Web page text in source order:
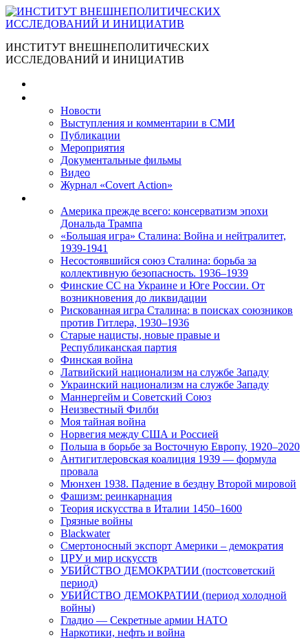
ИНСТИТУТ ВНЕШНЕПОЛИТИЧЕСКИХ
ИССЛЕДОВАНИЙ И ИНИЦИАТИВ
Новости
Выступления и коммента­рии в СМИ
Публикации
Мероприятия
Документальные фильмы
Видео
Журнал «Covert Action»
Америка прежде всего: консерватизм эпохи
Дональда Трампа
«Большая игра» Сталина: Война и нейтралитет,
1939-1941
Несостоявшийся союз Сталина: борьба за
коллективную безопасность. 1936–1939
Финские СС на Украине и Юге России. От
возникновения до ликвидации
Рискованная игра Сталина: в поисках союзников
против Гитлера, 1930–1936
Старые нацисты, новые правые и
Республиканская партия
Финская война
Латвийский национализм на службе Западу
Украинский национализм на службе Западу
Маннергейм и Советский Союз
Неизвестный Филби
Моя тайная война
Норвегия между США и Россией
Польша в борьбе за Восточную Европу, 1920–2020
Антигитлеровская коалиция 1939 — формула
провала
Мюнхен 1938. Падение в бездну Второй мировой
Фашизм: реинкарнация
Теория искусства в Италии 1450–1600
Грязные войны
Blackwater
Смертоносный экспорт Америки – демократия
ЦРУ и мир искусств
УБИЙСТВО ДЕМОКРАТИИ (постсоветский
период)
УБИЙСТВО ДЕМОКРАТИИ (период холодной
войны)
Гладио — Секретные армии НАТО
Наркотики, нефть и война